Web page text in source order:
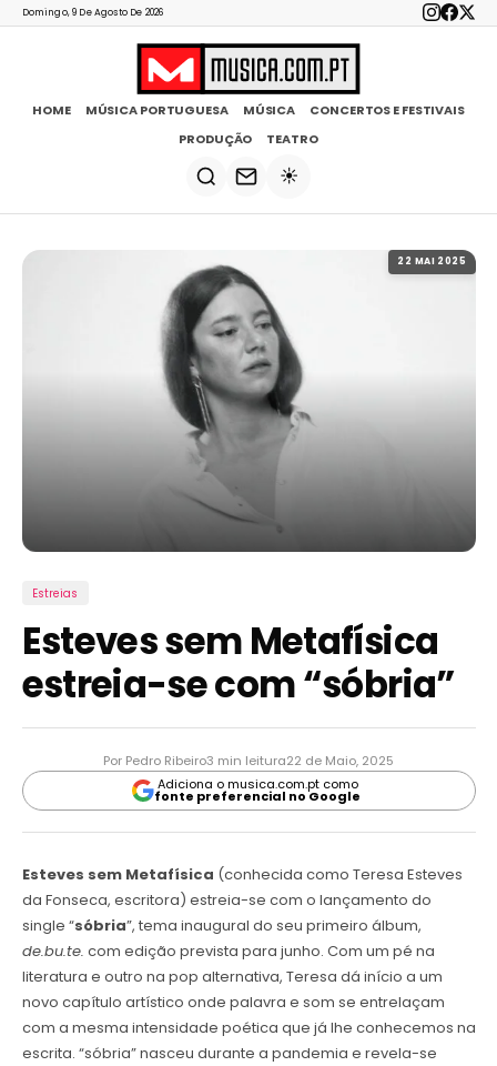
Domingo, 9 De Agosto De 2026
HOME MÚSICA PORTUGUESA MÚSICA
CONCERTOS E FESTIVAIS
PRODUÇÃO
TEATRO
☀️
22 MAI 2025
Estreias
Esteves sem Metafísica
estreia-se com “sóbria”
Por Pedro Ribeiro3 min leitura22 de Maio, 2025
Adiciona o musica.com.pt como
fonte preferencial no Google
Esteves sem Metafísica (conhecida como Teresa Esteves
da Fonseca, escritora) estreia-se com o lançamento do
single “sóbria”, tema inaugural do seu primeiro álbum,
de.bu.te. com edição prevista para junho. Com um pé na
literatura e outro na pop alternativa, Teresa dá início a um
novo capítulo artístico onde palavra e som se entrelaçam
com a mesma intensidade poética que já lhe conhecemos na
escrita. “sóbria” nasceu durante a pandemia e revela-se